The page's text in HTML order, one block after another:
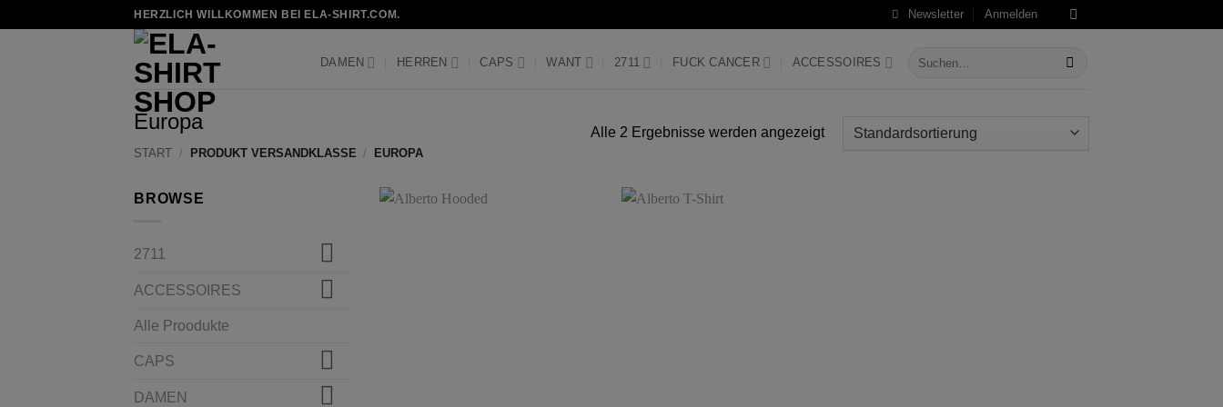
Inhalt
HERZLICH WILLKOMMEN BEI ELA-SHIRT.COM. Newsletter Anmelden
DAMEN HERREN CAPS WANT 2711 FUCK CANCER ACCESSOIRES
Europa
START / PRODUKT VERSANDKLASSE / EUROPA
Alle 2 Ergebnisse werden angezeigt
BROWSE
2711
ACCESSOIRES
Alle Proodukte
CAPS
DAMEN